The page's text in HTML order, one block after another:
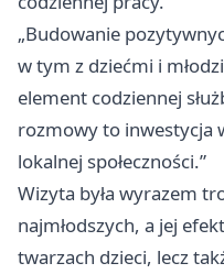
„Budowanie
w tym z dziećmi i
element codziennej
rozmowy to inwestycja
lokalnej społeczności.”
Wizyta była wyrazem
najmłodszych, a jej
twarzach dzieci, lecz